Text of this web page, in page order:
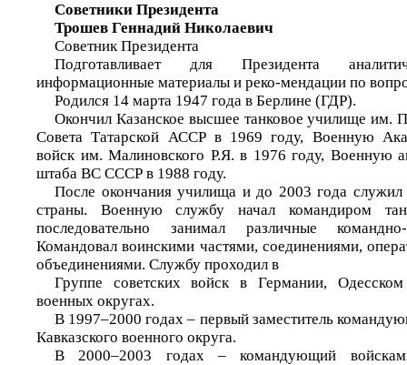
Советники Президента
Трошев Геннадий Николаевич
Советник Президента
Подготавливает для Президента
информационные материалы и реко-мендации по
Родился 14 марта 1947 года в Берлине (ГДР).
Окончил Казанское высшее танковое училище им.
Совета Татарской АССР в 1969 году, Военную
войск им. Малиновского Р.Я. в 1976 году, Военную
штаба ВС СССР в 1988 году.
После окончания училища и до 2003 года
страны. Военную службу начал командиром
последовательно занимал различные
Командовал воинскими частями, соединениями,
объединениями. Службу проходил в
Группе советских войск в Германии,
военных округах.
В 1997–2000 годах – первый заместитель
Кавказского военного округа.
В 2000–2003 годах – командующий войсками